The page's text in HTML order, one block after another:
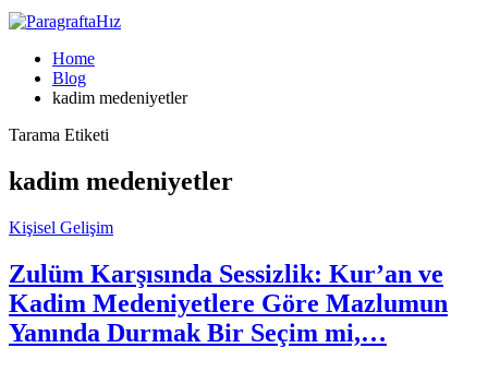
Home
Blog
kadim medeniyetler
Tarama Etiketi
kadim medeniyetler
Kişisel Gelişim
Zulüm Karşısında Sessizlik: Kur’an ve
Kadim Medeniyetlere Göre Mazlumun
Yanında Durmak Bir Seçim mi,…